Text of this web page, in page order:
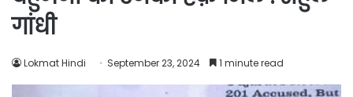
गांधी
Lokmat Hindi September 23, 2024 1 minute read